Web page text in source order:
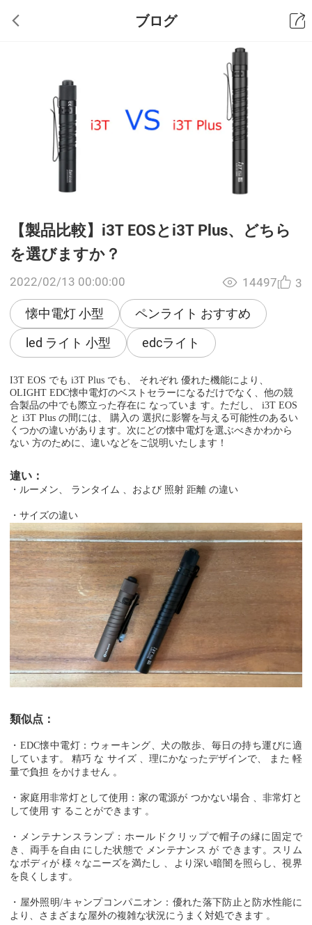
ブログ
【製品比較】i3T EOSとi3T Plus、どちら
を選びますか？
2022/02/13 00:00:00
懐中電灯 小型
ペンライト おすすめ
led ライト 小型
edcライト
14497 3
I3T EOS でも i3T Plus でも、 それぞれ 優れた機能により、
OLIGHT EDC懐中電灯のベストセラーになるだけでなく、他の競
合製品の中でも際立った存在に なっていま す。ただし、 i3T EOS
と i3T Plus の間には、 購入の 選択に影響を与える可能性のあるい
くつかの違いがあります。次にどの懐中電灯を選ぶべきかわから
ない 方のために、違いなどをご説明いたします！
違い：
・ルーメン、 ランタイム 、および 照射 距離 の違い
・サイズの違い
類似点：
・EDC懐中電灯：ウォーキング、犬の散歩、毎日の持ち運びに適
しています。
精巧 な サイズ 、理にかなったデザインで、 また 軽
量で負担 をかけません 。
・家庭用非常灯として使用：家の電源が つかない場合
、非常灯と
して使用 す ることができます 。
・メンテナンスランプ：ホールドクリップで帽子の縁に固定で
き、両手を自由 にした状態で メンテナンス が できます。スリム
なボディが 様々なニーズを満たし
、より深い暗闇を照らし、視界
を良くします。
・屋外照明/キャンプコンパニオン：優れた落下防止と防水性能に
より、さまざまな屋外の複雑な状況にうまく対処できます 。